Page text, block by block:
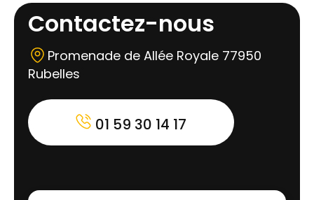
Contactez-nous
Promenade de Allée Royale 77950
Rubelles
01 59 30 14 17